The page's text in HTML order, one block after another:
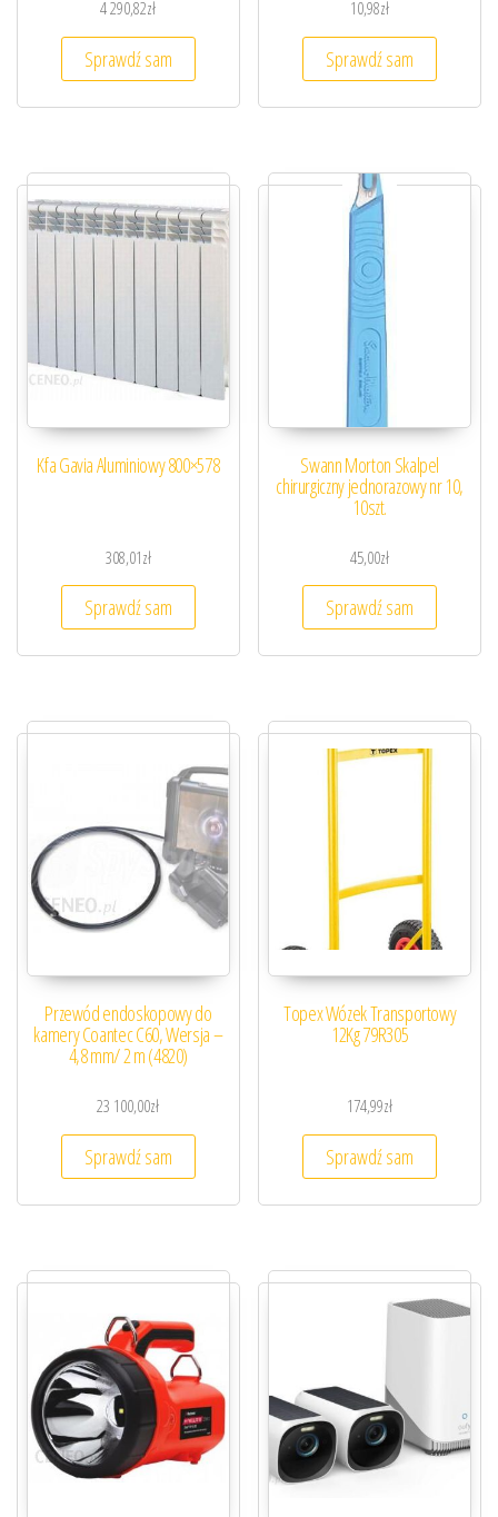
4 290,82zł
Sprawdź sam
10,98zł
Sprawdź sam
Kfa Gavia Aluminiowy 800×578
308,01zł
Sprawdź sam
Swann Morton Skalpel
chirurgiczny jednorazowy nr 10,
10szt.
45,00zł
Sprawdź sam
Przewód endoskopowy do
kamery Coantec C60, Wersja –
4,8 mm/ 2 m (4820)
23 100,00zł
Sprawdź sam
Topex Wózek Transportowy
12Kg 79R305
174,99zł
Sprawdź sam